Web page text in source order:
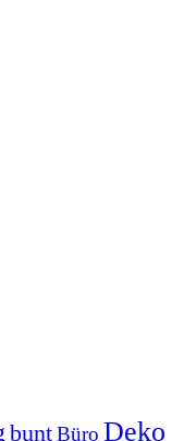
buntBüro Deko